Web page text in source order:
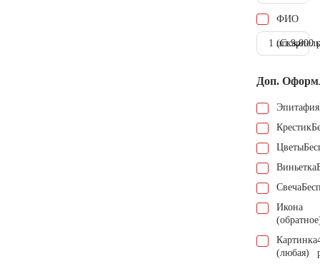
ФИО
1 шт.9.000
Доп.
Эпитафия
Крестик
Цветы
Виньетка
Свеча
Икона
Картинка
(любая)